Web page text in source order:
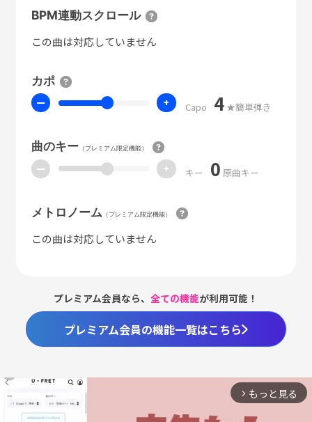
BPM連動スクロール
この曲は対応していません
カポ
ー + Capo 4 ★簡単弾き
曲のキー（プレミアム限定機能）
ー + キー 0 原曲キー
メトロノーム （プレミアム限定機能）
この曲は対応していません
プレミアム会員なら、全ての機能が利用可能！
プレミアム会員の機能一覧はこちら
arrow_forward_ios もっと見る